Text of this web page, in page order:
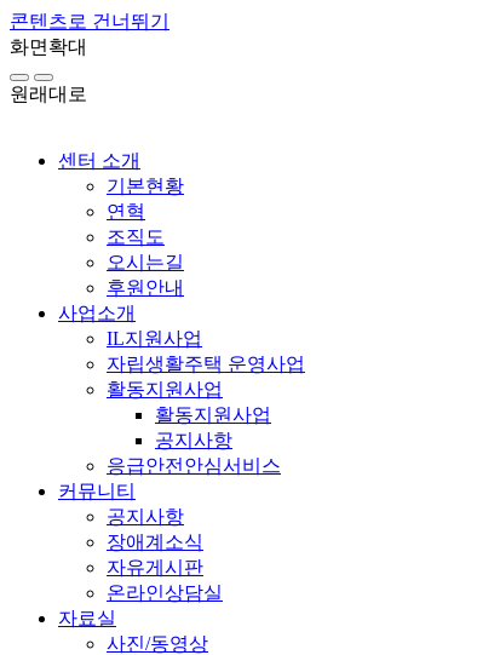
콘텐츠로 건너뛰기
화면확대
원래대로
센터 소개
기본현황
연혁
조직도
오시는길
후원안내
사업소개
IL지원사업
자립생활주택 운영사업
활동지원사업
활동지원사업
공지사항
응급안전안심서비스
커뮤니티
공지사항
장애계소식
자유게시판
온라인상담실
자료실
사진/동영상